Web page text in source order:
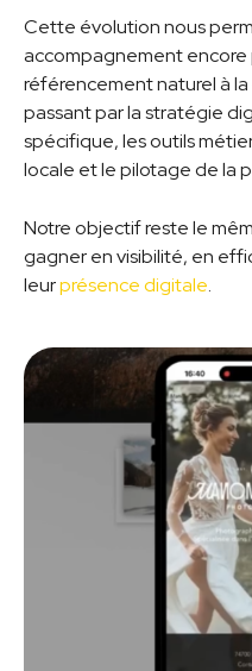
Cette évolution nous
accompagnement encore
référencement naturel à
passant par la stratégie
spécifique, les outils
locale et le pilotage de la
Notre objectif reste le
gagner en visibilité, en
leurprésence digitale.